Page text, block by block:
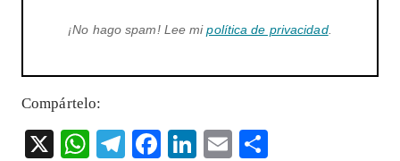
¡No hago spam! Lee mipolítica de privacidad.
Compártelo:
X
W
T
F
Li
E